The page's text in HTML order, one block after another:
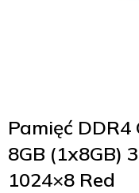
Pamięć DDR4
8GB (1x8GB)
1024×8 Red